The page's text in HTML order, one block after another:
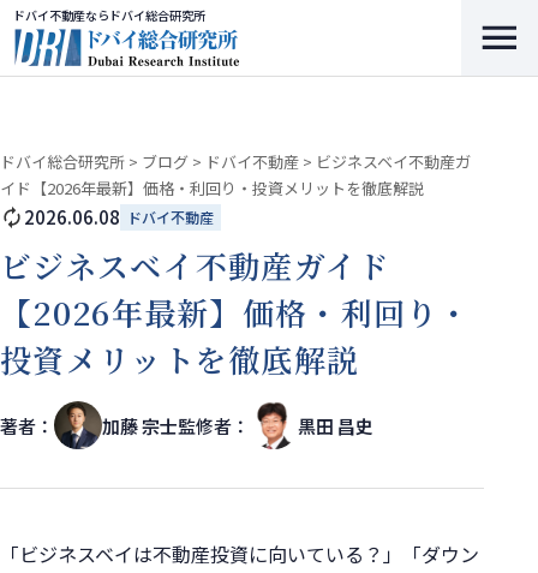
ドバイ不動産ならドバイ総合研究所
ドバイ総合研究所 > ブログ > ドバイ不動産 > ビジネスベイ不動産ガ
イド【2026年最新】価格・利回り・投資メリットを徹底解説
2026.06.08 ドバイ不動産
ビジネスベイ不動産ガイド
【2026年最新】価格・利回り・
投資メリットを徹底解説
著者： 加藤 宗士監修者： 黒田 昌史
「ビジネスベイは不動産投資に向いている？」「ダウン